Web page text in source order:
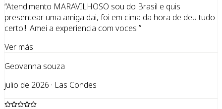
“Atendimento MARAVILHOSO sou do Brasil e quis
presentear uma amiga dai, foi em cima da hora de deu tudo
certo!!! Amei a experiencia com voces ”
Ver más
Geovanna souza
julio de 2026 · Las Condes